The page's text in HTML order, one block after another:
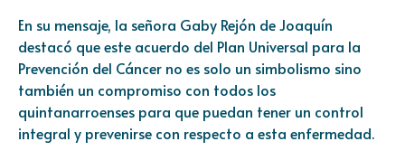
En su mensaje, la señora Gaby Rejón de Joaquín
destacó que este acuerdo del Plan Universal para la
Prevención del Cáncer no es solo un simbolismo sino
también un compromiso con todos los
quintanarroenses para que puedan tener un control
integral y prevenirse con respecto a esta enfermedad.